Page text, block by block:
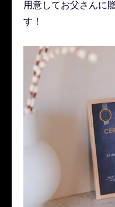
用意してお父さんに
す！